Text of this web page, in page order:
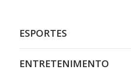
ESPORTES
ENTRETENIMENTO